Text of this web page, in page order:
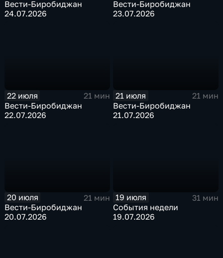
Вести-Биробиджан
24.07.2026
Вести-Биробиджан
23.07.2026
22 июля
21 мин
Вести-Биробиджан
22.07.2026
21 июля
21 мин
Вести-Биробиджан
21.07.2026
20 июля
21 мин
Вести-Биробиджан
20.07.2026
19 июля
31 мин
События недели
19.07.2026